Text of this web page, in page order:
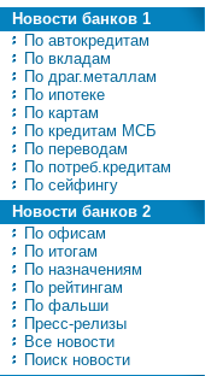
Новости банков 1
По автокредитам
По вкладам
По драг.металлам
По ипотеке
По картам
По кредитам МСБ
По переводам
По потреб.кредитам
По сейфингу
Новости банков 2
По офисам
По итогам
По назначениям
По рейтингам
По фальши
Пресс-релизы
Все новости
Поиск новости